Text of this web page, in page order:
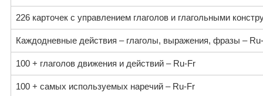
226 карточек с управлением глаголов и глагольными
Каждодневные действия – глаголы, выражения, фразы –
100 + глаголов движения и действий – Ru-Fr
100 + самых используемых наречий – Ru-Fr